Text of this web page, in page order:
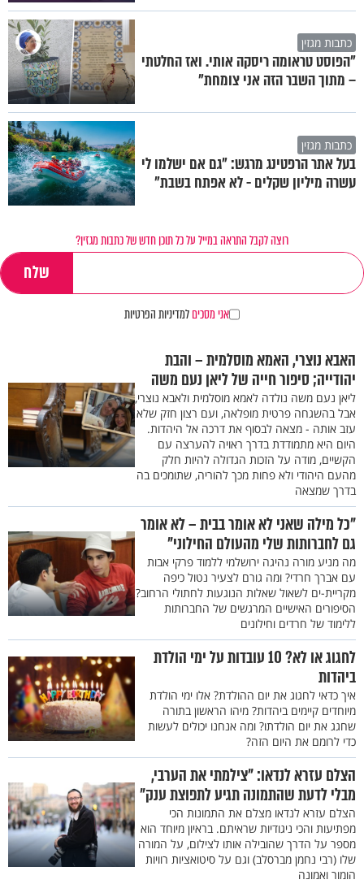
כתבות מגזין
"הפוסט טראומה ריסקה אותי. ואז החלטתי
– מתוך השבר הזה אני צומחת"
כתבות מגזין
בעל אתר הרפטינג מרגש: "גם אם ישלמו לי
עשרה מיליון שקלים - לא אפתח בשבת"
רוצה לקבל התראה במייל על כל תוכן חדש של כתבות מגזין?
אני מסכיםלמדיניות הפרטיות
האבא נוצרי, האמא מוסלמית – והבת
יהודייה; סיפור חייה של ליאן נעם משה
ליאן נעם משה נולדה לאמא מוסלמית ולאבא נוצרי,
אבל בהשגחה פרטית מופלאה, ועם רצון חזק שלא
עזב אותה - מצאה לבסוף את דרכה אל היהדות.
היום היא מתמודדת בדרך ראויה להערצה עם
הקשיים, מודה על הזכות הגדולה להיות חלק
מהעם היהודי ולא פחות מכך להוריה, שתומכים בה
בדרך שמצאה
"כל מילה שאני לא אומר בבית – לא אומר
גם לחברותות שלי מהעולם החילוני"
מה מניע מורה נהיגה ירושלמי ללמוד פרקי אבות
עם אברך חרדי? ומה גורם לצעיר נטול כיפה
מקריית-ים לשאול שאלות הנוגעות לחתולי הרחוב?
הסיפורים האישיים המרגשים של החברותות
ללימוד של חרדים וחילונים
לחגוג או לא? 10 עובדות על ימי הולדת
ביהדות
איך כדאי לחגוג את יום ההולדת? אלו ימי הולדת
מיוחדים קיימים ביהדות? מיהו הראשון בתורה
שחגג את יום הולדתו? ומה אנחנו יכולים לעשות
כדי לרומם את היום הזה?
הצלם עזרא לנדאו: "צילמתי את הערבי,
מבלי לדעת שהתמונה תגיע לתפוצת ענק"
הצלם עזרא לנדאו מצלם את התמונות הכי
מפתיעות והכי ניגודיות שראיתם. בראיון מיוחד הוא
מספר על הדרך שהובילה אותו לצילום, על המורה
שלו (רבי נחמן מברסלב) וגם על סיטואציות רוויות
הומור ואמונה